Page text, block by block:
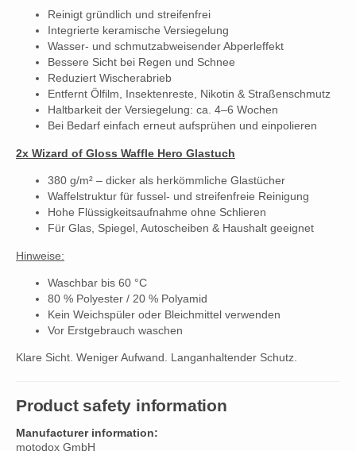
Reinigt gründlich und streifenfrei
Integrierte keramische Versiegelung
Wasser- und schmutzabweisender Abperleffekt
Bessere Sicht bei Regen und Schnee
Reduziert Wischerabrieb
Entfernt Ölfilm, Insektenreste, Nikotin & Straßenschmutz
Haltbarkeit der Versiegelung: ca. 4–6 Wochen
Bei Bedarf einfach erneut aufsprühen und einpolieren
2x Wizard of Gloss Waffle Hero Glastuch
380 g/m² – dicker als herkömmliche Glastücher
Waffelstruktur für fussel- und streifenfreie Reinigung
Hohe Flüssigkeitsaufnahme ohne Schlieren
Für Glas, Spiegel, Autoscheiben & Haushalt geeignet
Hinweise:
Waschbar bis 60 °C
80 % Polyester / 20 % Polyamid
Kein Weichspüler oder Bleichmittel verwenden
Vor Erstgebrauch waschen
Klare Sicht. Weniger Aufwand. Langanhaltender Schutz.
Product safety information
Manufacturer information:
motodox GmbH